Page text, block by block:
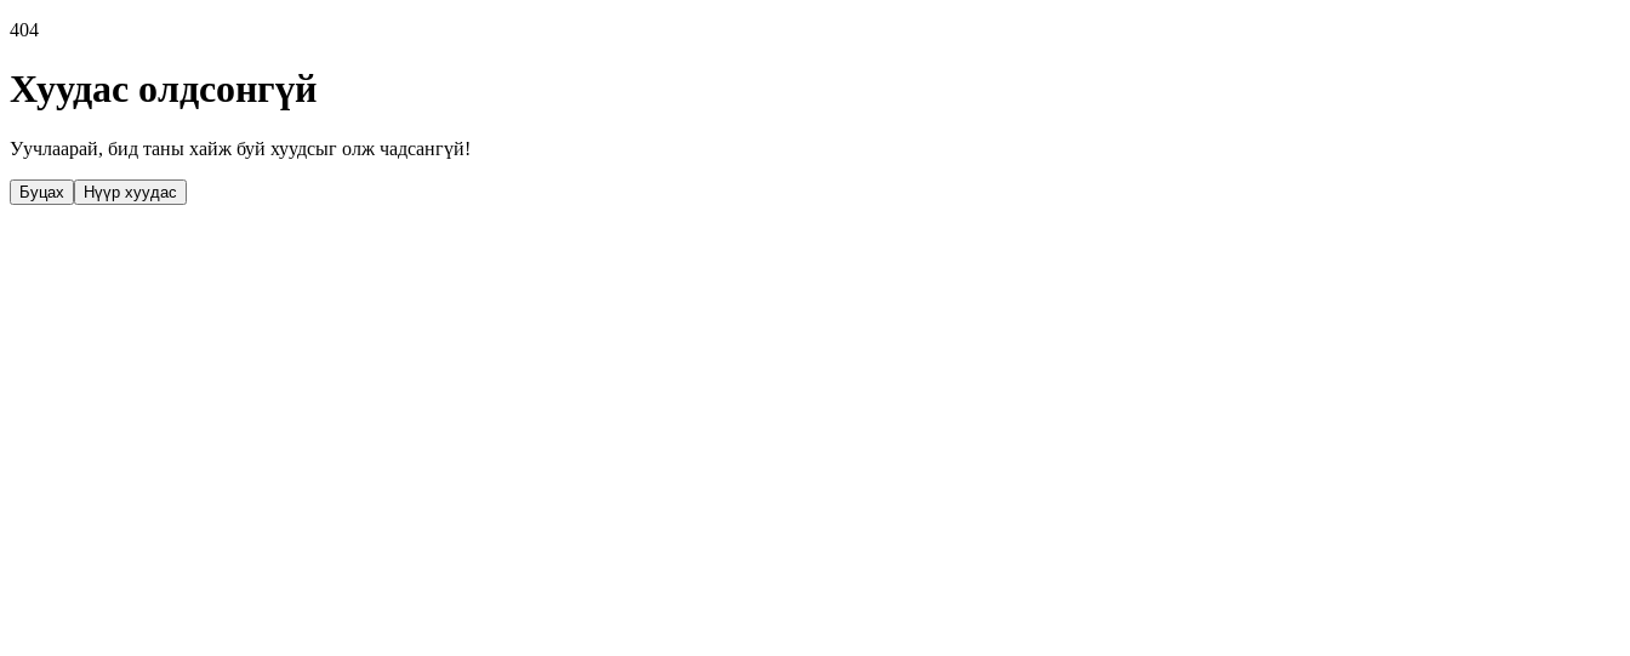
404
Хуудас олдсонгүй
Уучлаарай, бид таны хайж буй хуудсыг олж чадсангүй!
Буцах Нүүр хуудас